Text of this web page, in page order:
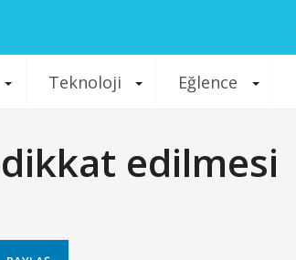
Teknoloji Eğlence
edilmesi